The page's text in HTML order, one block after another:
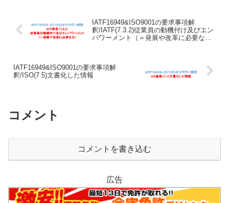
IATF16949&ISO9001の要求事項解
釈/IATF(7.3.2)従業員の動機付け及びエン
パワーメント（＝発展や改革に必要な
IATF16949&ISO9001の要求事項解
釈/ISO(7.5)文書化した情報
コメント
コメントを書き込む
広告